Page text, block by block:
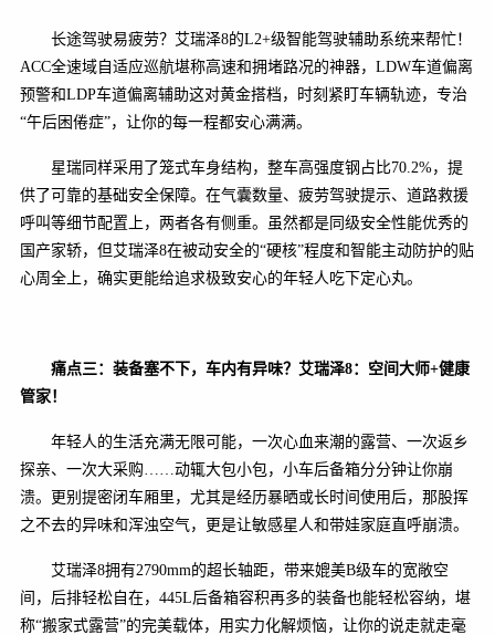
长途驾驶易疲劳？艾瑞泽8的L2+级智能驾驶辅助系统来帮忙！
ACC全速域自适应巡航堪称高速和拥堵路况的神器，LDW车道偏离
预警和LDP车道偏离辅助这对黄金搭档，时刻紧盯车辆轨迹，专治
“午后困倦症”，让你的每一程都安心满满。
星瑞同样采用了笼式车身结构，整车高强度钢占比70.2%，提
供了可靠的基础安全保障。在气囊数量、疲劳驾驶提示、道路救援
呼叫等细节配置上，两者各有侧重。虽然都是同级安全性能优秀的
国产家轿，但艾瑞泽8在被动安全的“硬核”程度和智能主动防护的贴
心周全上，确实更能给追求极致安心的年轻人吃下定心丸。
痛点三：装备塞不下 ，车内有异味？艾瑞泽8：空间 大师+健康
管家！
年轻人的生活充满无限可能，一次心血来潮的露营、一次返乡
探亲、一次大采购……动辄大包小包，小车后备箱分分钟让你崩
溃。更别提密闭车厢里，尤其是经历暴晒或长时间使用后，那股挥
之不去的异味和浑浊空气，更是让敏感星人和带娃家庭直呼崩溃。
艾瑞泽8拥有2790mm的超长轴距，带来媲美B级车的宽敞空
间，后排轻松自在，445L后备箱容积再多的装备也能轻松容纳，堪
称“搬家式露营”的完美载体，用实力化解烦恼，让你的说走就走毫